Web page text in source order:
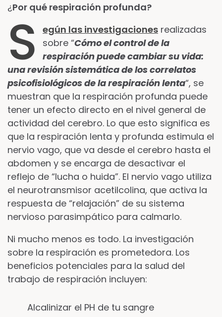
¿Por qué respiración profunda?
S egún las investigaciones realizadas
sobre “Cómo el control de la
respiración puede cambiar su vida:
una revisión sistemática de los correlatos
psicofisiológicos de la respiración lenta“, se
muestran que la respiración profunda puede
tener un efecto directo en el nivel general de
actividad del cerebro. Lo que esto significa es
que la respiración lenta y profunda estimula el
nervio vago, que va desde el cerebro hasta el
abdomen y se encarga de desactivar el
reflejo de “lucha o huida”. El nervio vago utiliza
el neurotransmisor acetilcolina, que activa la
respuesta de “relajación” de su sistema
nervioso parasimpático para calmarlo.
Ni mucho menos es todo. La investigación
sobre la respiración es prometedora. Los
beneficios potenciales para la salud del
trabajo de respiración incluyen:
Alcalinizar el PH de tu sangre